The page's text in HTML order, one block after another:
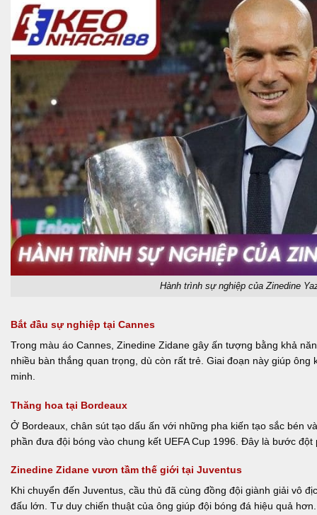
Hành trình sự nghiệp của Zinedine
Bắt đầu sự nghiệp tại Cannes
Trong màu áo Cannes, Zinedine Zidane gây ấn tượng bằng khả
nhiều bàn thắng quan trọng, dù còn rất trẻ. Giai đoạn này giúp
minh.
Thăng hoa tại Bordeaux
Ở Bordeaux, chân sút tạo dấu ấn với những pha kiến tạo sắc bén
phần đưa đội bóng vào chung kết UEFA Cup 1996. Đây là bước
Zinedine Zidane vươn tầm thế giới tại Juventus
Khi chuyển đến Juventus, cầu thủ đã cùng đồng đội giành giải vô
đấu lớn. Tư duy chiến thuật của ông giúp đội bóng đá hiệu quả